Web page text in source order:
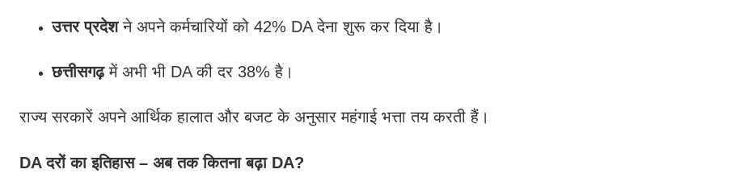
उत्तर प्रदेशने अपने कर्मचारियों को 42% DA देना शुरू कर दिया है।
छत्तीसगढ़में अभी भी DA की दर 38% है।
राज्य सरकारें अपने आर्थिक हालात और बजट के अनुसार महंगाई भत्ता तय करती हैं।
DA दरों का इतिहास – अब तक कितना बढ़ा DA?